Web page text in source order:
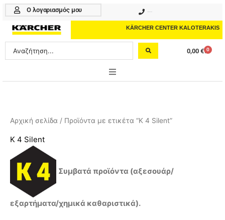
Μετάβαση
περιεχόμενο
Ο λογαριασμός μου
KÄRCHER CENTER KALOTERAKIS
Search
...
0,00 € 0
Cart
PROFESSIONAL
ΑΞΕΣΟΥΑΡ
ΚΑΘΑΡΙΣΤΙΚΑ
ΥΠΗΡΕΣΙΕΣ-ΝΕΑ-ΛΥΣΕΙΣ
Αρχική σελίδα / Προϊόντα με ετικέτα “K 4 Silent”
K 4 Silent
Συμβατά προϊόντα (αξεσουάρ/
εξαρτήματα/χημικά καθαριστικά).